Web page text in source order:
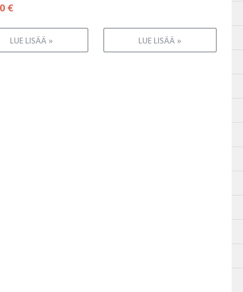
€
LUE LISÄÄ » LUE LISÄÄ »